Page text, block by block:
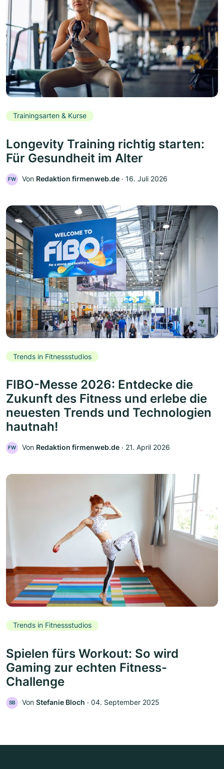
Trainingsarten & Kurse
Longevity Training richtig starten:
Für Gesundheit im Alter
FW Von Redaktion firmenweb.de ‧ 16. Juli 2026
Trends in Fitnessstudios
FIBO-Messe 2026: Entdecke die
Zukunft des Fitness und erlebe die
neuesten Trends und Technologien
hautnah!
FW Von Redaktion firmenweb.de ‧ 21. April 2026
Trends in Fitnessstudios
Spielen fürs Workout: So wird
Gaming zur echten Fitness-
Challenge
SB Von Stefanie Bloch ‧ 04. September 2025